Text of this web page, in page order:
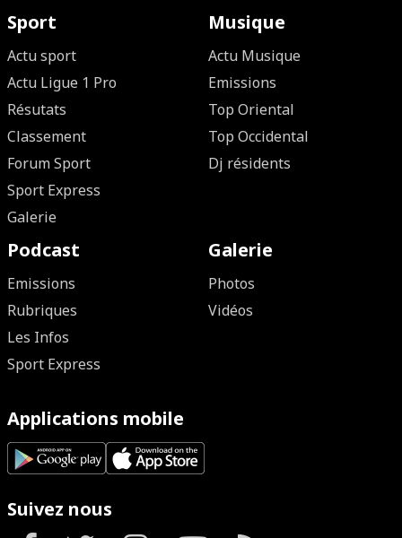
Sport
Actu sport
Actu Ligue 1 Pro
Résutats
Classement
Forum Sport
Sport Express
Galerie
Musique
Actu Musique
Emissions
Top Oriental
Top Occidental
Dj résidents
Podcast
Emissions
Rubriques
Les Infos
Sport Express
Galerie
Photos
Vidéos
Applications mobile
Suivez nous